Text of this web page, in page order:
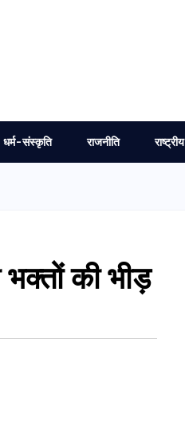
धर्म-संस्कृति राजनीति राष्ट्रीय
भक्तों की भीड़